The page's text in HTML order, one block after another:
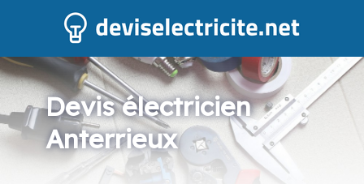
Devis électricien
Anterrieux